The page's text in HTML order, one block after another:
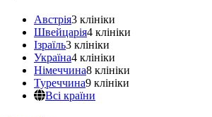
Австрія3 клініки
Швейцарія4 клініки
Ізраїль3 клініки
Україна4 клініки
Німеччина8 клініки
Туреччина9 клініки
Всі країни